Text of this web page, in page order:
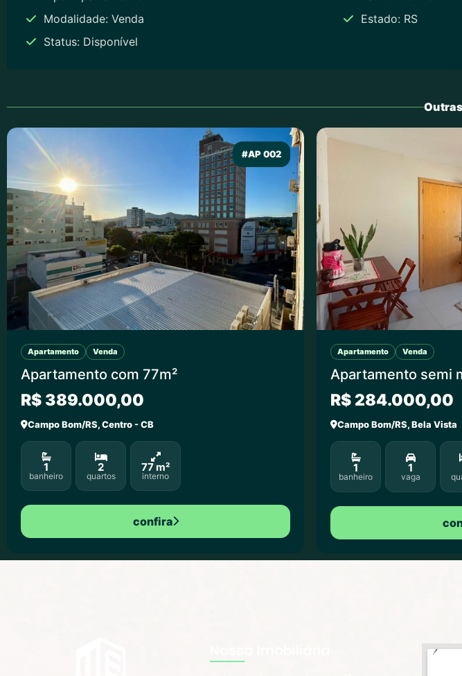
Modalidade: Venda
Status: Disponível
Estado: RS
#AP 002
Apartamento Venda
Apartamento com 77m²
R$ 389.000,00
Campo Bom/RS, Centro - CB
1
banheiro
2
quartos
77 m²
interno
confira
Apartamento Venda
Apartamento semi
R$ 284.000,00
Campo Bom/RS, Bela Vista
1
banheiro
1
vaga